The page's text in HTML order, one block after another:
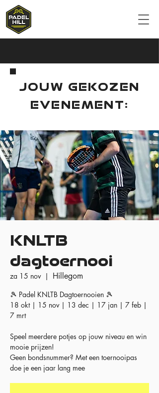
JOUW GEKOZEN
EVENEMENT:
KNLTB
dagtoernooi
za 15 nov
  |
Hillegom
🎾 Padel KNLTB Dagtoernooien 🎾
18 okt | 15 nov | 13 dec | 17 jan | 7 feb |
7 mrt
Speel meerdere potjes op jouw niveau en win
mooie prijzen!
Geen bondsnummer? Met een toernooipas
doe je een jaar lang mee